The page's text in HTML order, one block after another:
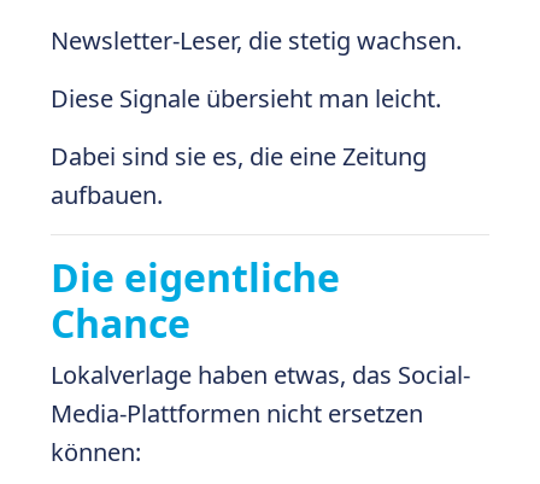
Newsletter-Leser, die stetig wachsen.
Diese Signale übersieht man leicht.
Dabei sind sie es, die eine Zeitung
aufbauen.
Die eigentliche
Chance
Lokalverlage haben etwas, das Social-
Media-Plattformen nicht ersetzen
können: